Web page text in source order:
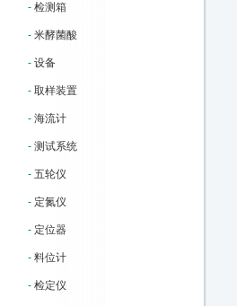
- 检测箱
- 米酵菌酸
- 设备
- 取样装置
- 海流计
- 测试系统
- 五轮仪
- 定氮仪
- 定位器
- 料位计
- 检定仪